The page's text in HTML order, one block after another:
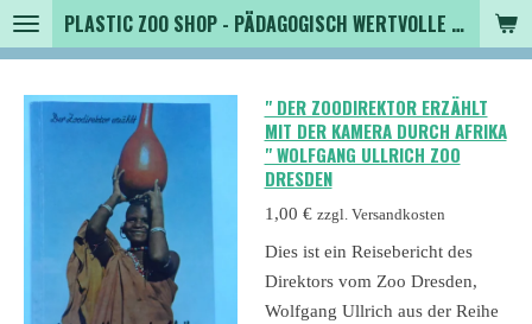
Zum
Hauptinhalt
PLASTIC ZOO SHOP - PÄDAGOGISCH WERTVOLLE SPIELZEUGTIERE , SAMMLER - TIERFIGUREN UND MEHR VON VINTAGE BIS MODERN
" DER ZOODIREKTOR ERZÄHLT
MIT DER KAMERA DURCH AFRIKA
" WOLFGANG ULLRICH ZOO
DRESDEN
1,00 € zzgl. Versandkosten
Dies ist ein Reisebericht des
Direktors vom Zoo Dresden,
Wolfgang Ullrich aus der Reihe